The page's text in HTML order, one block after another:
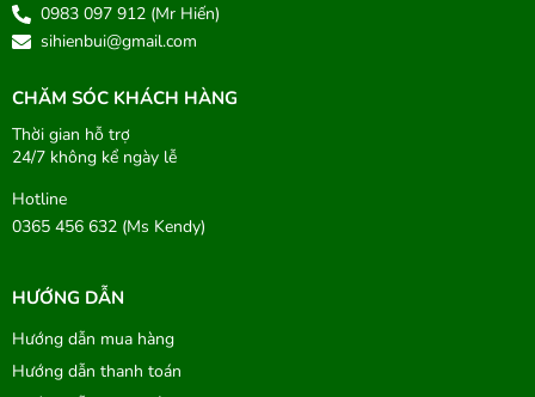
0983 097 912 (Mr Hiến)
sihienbui@gmail.com
CHĂM SÓC KHÁCH HÀNG
Thời gian hỗ trợ
24/7 không kể ngày lễ
Hotline
0365 456 632 (Ms Kendy)
HƯỚNG DẪN
Hướng dẫn mua hàng
Hướng dẫn thanh toán